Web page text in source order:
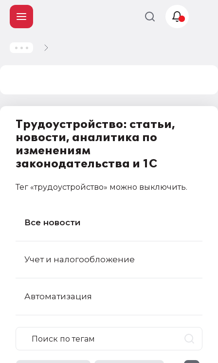
Трудоустройство: статьи,
новости, аналитика по
изменениям
законодательства и 1С
Тег «трудоустройство» можно выключить.
Все новости
Учет и налогообложение
Автоматизация
Учет и